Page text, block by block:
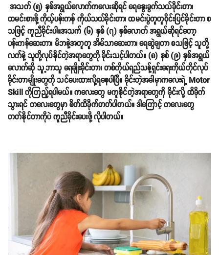
အသက် (၅) နှစ်အရွယ်လောက်ကလေးဆိုရင် ရေနွေးခွက်သယ်ခိုင်းတာ၊
ထမင်းစားဖို့ ကိုယ့်ပန်းကန် ကိုယ်သယ်ခိုင်းတာ၊ ထမင်းပွဲတူတူဝိုင်းပြင်ခိုင်းတာ စ
သဖြင့် ကူညီခိုင်းပါ။အသက် (၆) နှစ် (၇) နှစ်လောက် အရွယ်ဆိုရင်တော့
ပန်းကန်ဆေးတာ၊ မိဘနဲ့အတူတူ အိမ်သာဆေးတာ၊ ရေဆွဲချတာ စသဖြင့် သူတို့
လက်နဲ့ သူတို့လုပ်နိုင်တဲ့အရာတွေကို ခိုင်းသင့်ပါတယ်။ (၈) နှစ် (၉) နှစ်အရွယ်
လောက်ဆို သူ့ဘာသူ ရေချိုးခိုင်းတာ၊ တစ်ကိုယ်ရည်သန့်ရှင်းရေးကိုယ်တိုင်လုပ်
ခိုင်းတာမျိုးတွေကို သင်ပေးထားလို့ရနေပါပြီ။ ခိုင်းတဲ့အခါမှာကလေးရဲ့ Motor
Skill ကိုကြည့်ရပါမယ်။ ကလေးတွေ မကူနိုင်တဲ့အရာတွေကို ခိုင်းလို့ ထိခိုက်
သွားရင် ကလေးတွေမှာ စိတ်ထိခိုက်တတ်ပါတယ်။ ဒါကြောင့် ကလေးတွေ
တတ်နိုင်တာကိုပဲ ကူညီခိုင်းပေးဖို့ လိုပါတယ်။